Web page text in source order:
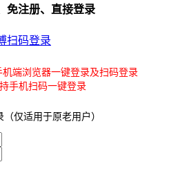
免注册、直接登录
扫码登录
机端浏览器一键登录及扫码登录
手机扫码一键登录
仅适用于原老用户）